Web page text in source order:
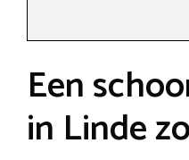
Een
in Linde